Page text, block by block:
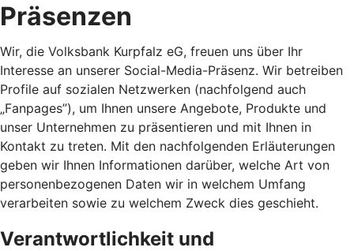
Präsenzen
Wir, die Volksbank Kurpfalz eG, freuen uns über Ihr
Interesse an unserer Social-Media-Präsenz. Wir betreiben
Profile auf sozialen Netzwerken (nachfolgend auch
„Fanpages”), um Ihnen unsere Angebote, Produkte und
unser Unternehmen zu präsentieren und mit Ihnen in
Kontakt zu treten. Mit den nachfolgenden Erläuterungen
geben wir Ihnen Informationen darüber, welche Art von
personenbezogenen Daten wir in welchem Umfang
verarbeiten sowie zu welchem Zweck dies geschieht.
Verantwortlichkeit und